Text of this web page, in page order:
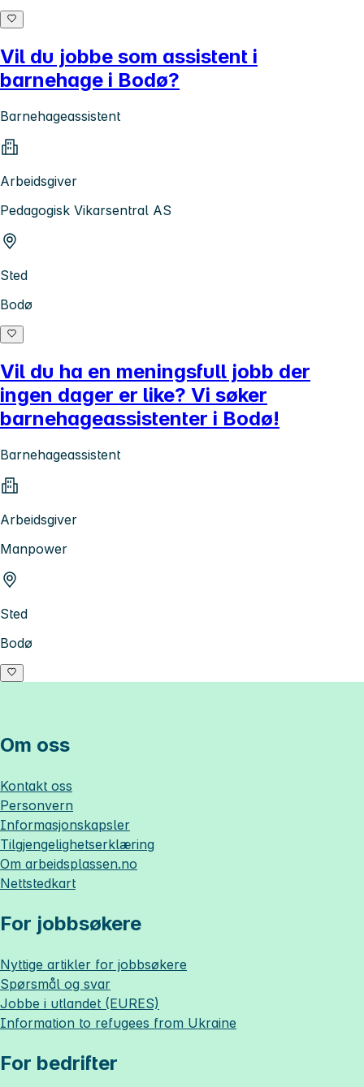
Vil du jobbe som assistent i
barnehage i Bodø?
Barnehageassistent
Arbeidsgiver
Pedagogisk Vikarsentral AS
Sted
Bodø
Vil du ha en meningsfull jobb der
ingen dager er like? Vi søker
barnehageassistenter i Bodø!
Barnehageassistent
Arbeidsgiver
Manpower
Sted
Bodø
Om oss
Kontakt oss
Personvern
Informasjonskapsler
Tilgjengelighetserklæring
Om arbeidsplassen.no
Nettstedkart
For jobbsøkere
Nyttige artikler for jobbsøkere
Spørsmål og svar
Jobbe i utlandet (EURES)
Information to refugees from Ukraine
For bedrifter